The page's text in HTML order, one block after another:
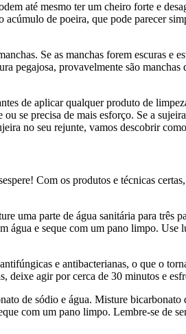
até mesmo ter um cheiro forte e
de poeira, que pode parecer
Se as manchas forem escuras
pegajosa, provavelmente são
de aplicar qualquer produto de
se precisa de mais esforço. Se a
no seu rejunte, vamos descobrir
Com os produtos e técnicas
uma parte de água sanitária para
água e seque com um pano limpo.
e antibacterianas, o que o
deixe agir por cerca de 30 minutos e
de sódio e água. Misture
com um pano limpo. Lembre-se de